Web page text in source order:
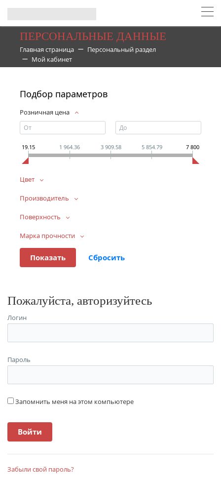
ПЕРСОНАЛЬНЫЕ ДАННЫЕ
Главная страница
Персональный раздел
Мой кабинет
Подбор параметров
Розничная цена
19.15 1 964.36 3 909.58 5 854.79 7 800
Цвет
Производитель
Поверхность
Марка прочности
Пожалуйста, авторизуйтесь
Логин
Пароль
Запомнить меня на этом компьютере
Забыли свой пароль?